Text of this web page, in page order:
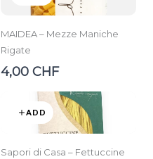
MAIDEA – Mezze Maniche
Rigate
4,00 CHF
ADD
Sapori di Casa – Fettuccine